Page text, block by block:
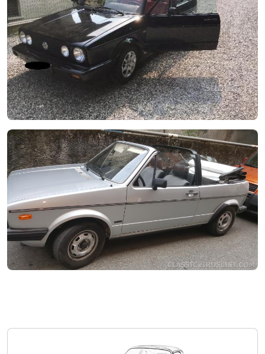
Private seller
Price on request